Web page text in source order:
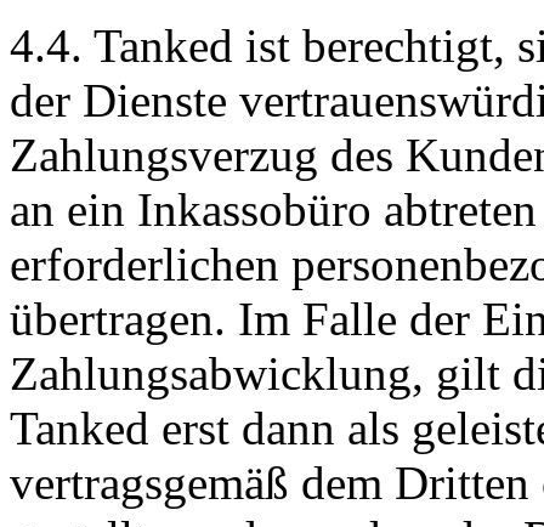
4.4. Tanked ist berechtigt,
der Dienste
Zahlungsverzug des
an ein Inkassobüro
erforderlichen
übertragen. Im Falle der
Zahlungsabwicklung, gilt
Tanked erst dann als
vertragsgemäß dem